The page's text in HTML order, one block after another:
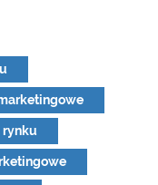
rynku